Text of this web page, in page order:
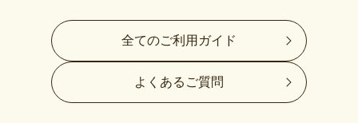
全てのご利用ガイド
よくあるご質問